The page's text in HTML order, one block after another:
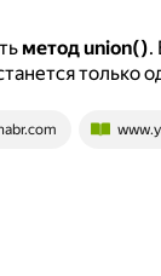
метод union().
только